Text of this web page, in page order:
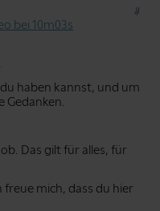
bei 10m03s
haben kannst, und um
Das gilt für alles, für
freue mich, dass du hier